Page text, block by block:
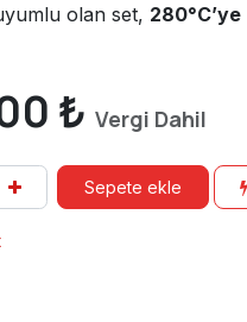
olan set, 280°C’ye
₺ Vergi Dahil
Sepete ekle